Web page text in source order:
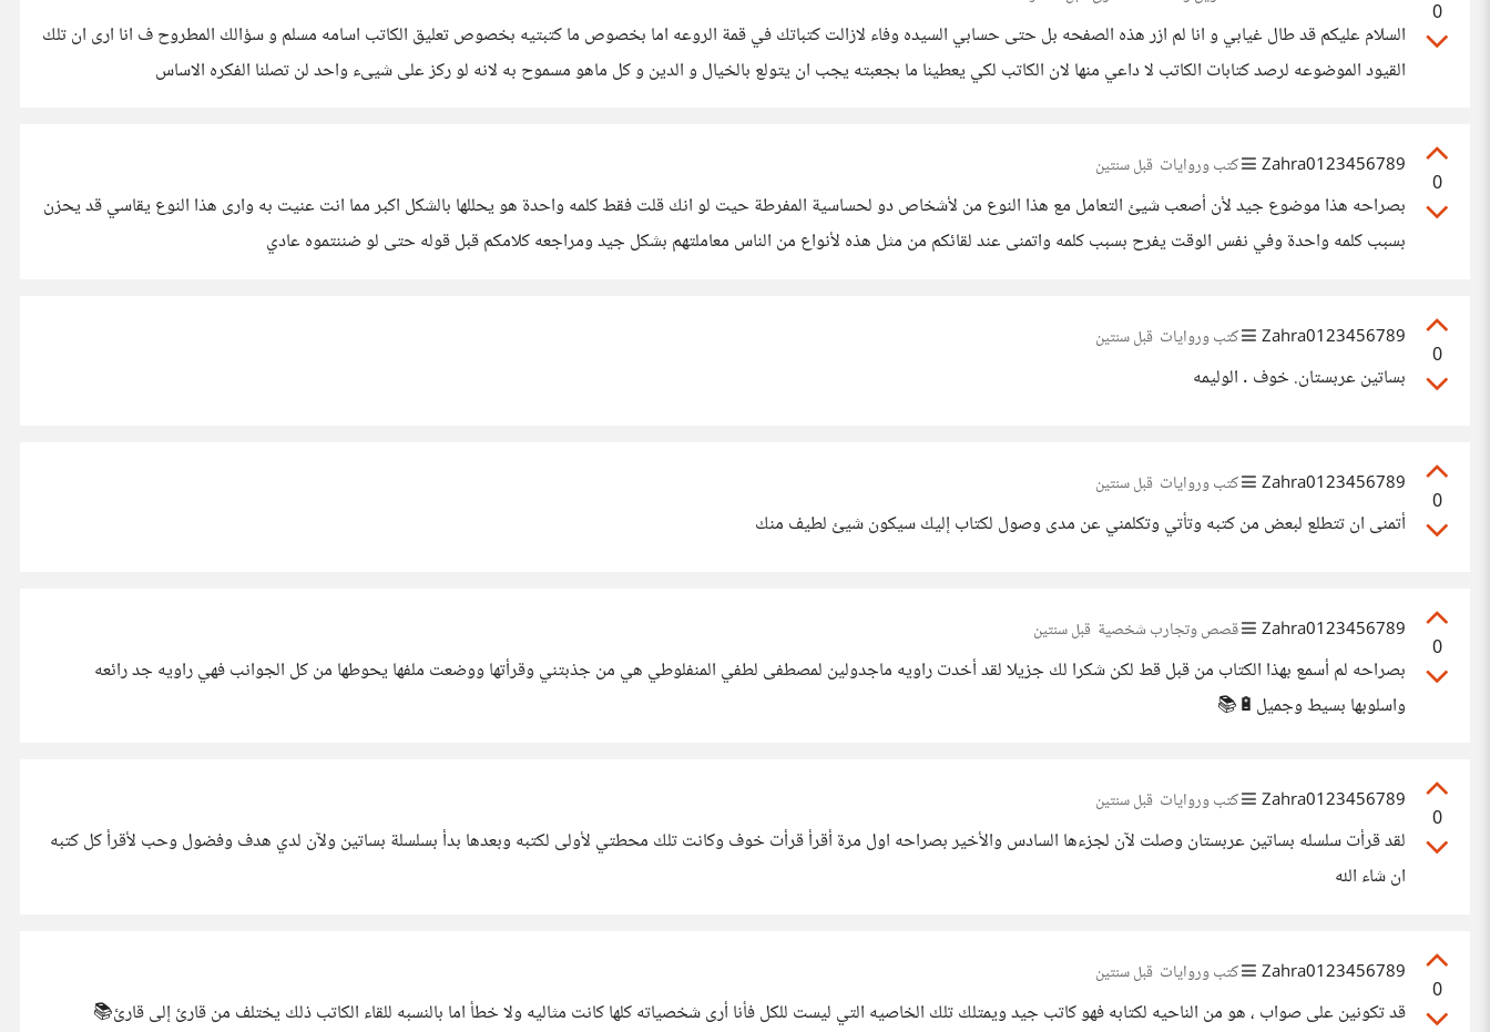
0
السلام عليكم قد طال غيابي و انا لم ازر هذه الصفحه بل حتى حسابي السيده وفاء لازالت كتباتك في قمة الروعه اما بخصوص ما كتبتيه بخصوص تعليق الكاتب اسامه مسلم و سؤالك المطروح ف انا ارى ان تلك
القيود الموضوعه لرصد كتابات الكاتب لا داعي منها لان الكاتب لكي يعطينا ما بجعبته يجب ان يتولع بالخيال و الدين و كل ماهو مسموح به لانه لو ركز على شيىء واحد لن تصلنا الفكره الاساس
0
Zahra0123456789 كتب وروايات قبل سنتين
بصراحه هذا موضوع جيد لأن أصعب شيئ التعامل مع هذا النوع من لأشخاص دو لحساسية المفرطة حيت لو انك قلت فقط كلمه واحدة هو يحللها بالشكل اكبر مما انت عنيت به وارى هذا النوع يقاسي قد يحزن
بسبب كلمه واحدة وفي نفس الوقت يفرح بسبب كلمه واتمنى عند لقائكم من مثل هذه لأنواع من الناس معاملتهم بشكل جيد ومراجعه كلامكم قبل قوله حتى لو ضننتموه عادي
0
Zahra0123456789 كتب وروايات قبل سنتين
بساتين عربستان. خوف . الوليمه
0
Zahra0123456789 كتب وروايات قبل سنتين
أتمنى ان تتطلع لبعض من كتبه وتأتي وتكلمني عن مدى وصول لكتاب إليك سيكون شيئ لطيف منك
0
Zahra0123456789 قصص وتجارب شخصية قبل سنتين
بصراحه لم أسمع بهذا الكتاب من قبل قط لكن شكرا لك جزيلا لقد أخدت راويه ماجدولين لمصطفى لطفي المنفلوطي هي من جذبتني وقرأتها ووضعت ملفها يحوطها من كل الجوانب فهي راويه جد رائعه
واسلوبها بسيط وجميل🔋📚
0
Zahra0123456789 كتب وروايات قبل سنتين
لقد قرأت سلسله بساتين عربستان وصلت لآن لجزءها السادس والأخير بصراحه اول مرة أقرأ قرأت خوف وكانت تلك محطتي لأولى لكتبه وبعدها بدأ بسلسلة بساتين ولآن لدي هدف وفضول وحب لأقرأ كل كتبه
ان شاء الله
0
Zahra0123456789 كتب وروايات قبل سنتين
قد تكونين على صواب ، هو من الناحيه لكتابه فهو كاتب جيد ويمتلك تلك الخاصيه التي ليست للكل فأنا أرى شخصياته كلها كانت مثاليه ولا خطأ اما بالنسبه للقاء الكاتب ذلك يختلف من قارئ إلى قارئ📚